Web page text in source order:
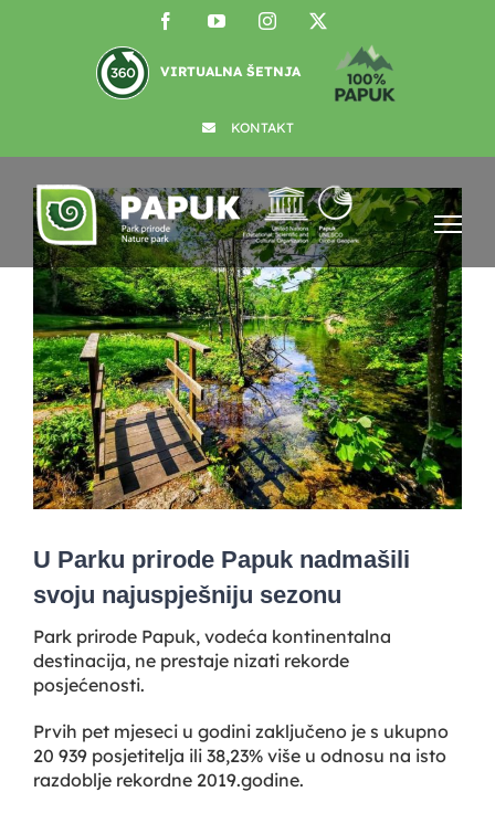
FacebookYouTubeInstagram
VIRTUALNA ŠETNJA
KONTAKT
View
Larger
Image
U Parku prirode Papuk nadmašili
svoju najuspješniju sezonu
Park prirode Papuk, vodeća kontinentalna
destinacija, ne prestaje nizati rekorde
posjećenosti.
Prvih pet mjeseci u godini zaključeno je s ukupno
20 939 posjetitelja ili 38,23% više u odnosu na isto
razdoblje rekordne 2019.godine.